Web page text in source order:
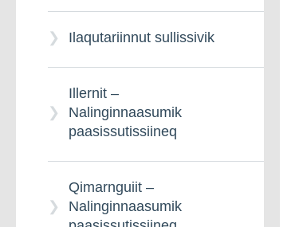
Qinnuteqarneq
Danmarkimi
siusinaartumik
pensionisiat –
Ilaqutariinnut sullissivik
Illernit –
Nalinginnaasumik
paasissutissiineq
Qimarnguiit –
Nalinginnaasumik